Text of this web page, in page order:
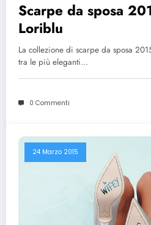
Scarpe da sposa
Loriblu
La collezione di scarpe da sposa
tra le più eleganti…
0 Commenti
24 Marzo 2015